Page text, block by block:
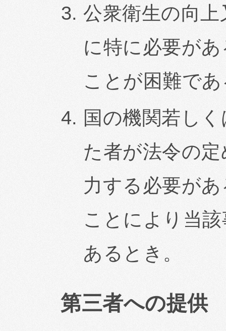
公衆衛生の向
に特に必要が
ことが困難で
国の機関若し
た者が法令の
力する必要が
ことにより当
あるとき。
第三者への提供